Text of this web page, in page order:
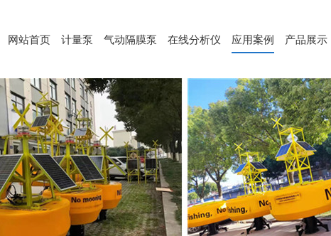
网站首页 计量泵 气动隔膜泵 在线分析仪 应用案例 产品展示